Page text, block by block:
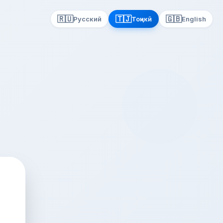
🇷🇺Русский 🇹🇯Тоҷикӣ 🇬🇧English